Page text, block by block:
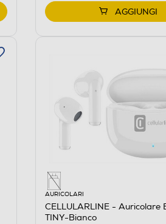
AGGIUNGI
AURICOLARI
CELLULARLINE - Auricolare
TINY-Bianco